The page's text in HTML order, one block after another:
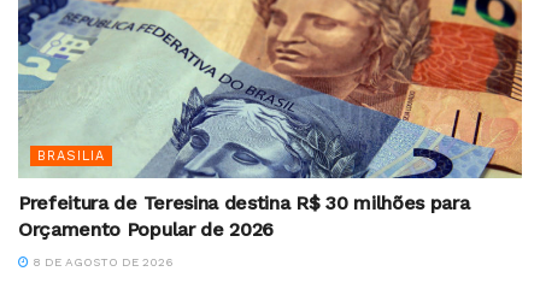
BRASILIA
Prefeitura de Teresina destina R$ 30 milhões para
Orçamento Popular de 2026
8 DE AGOSTO DE 2026